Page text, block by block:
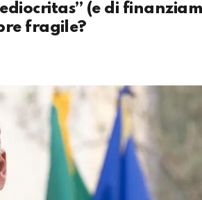
(e di
fragile?